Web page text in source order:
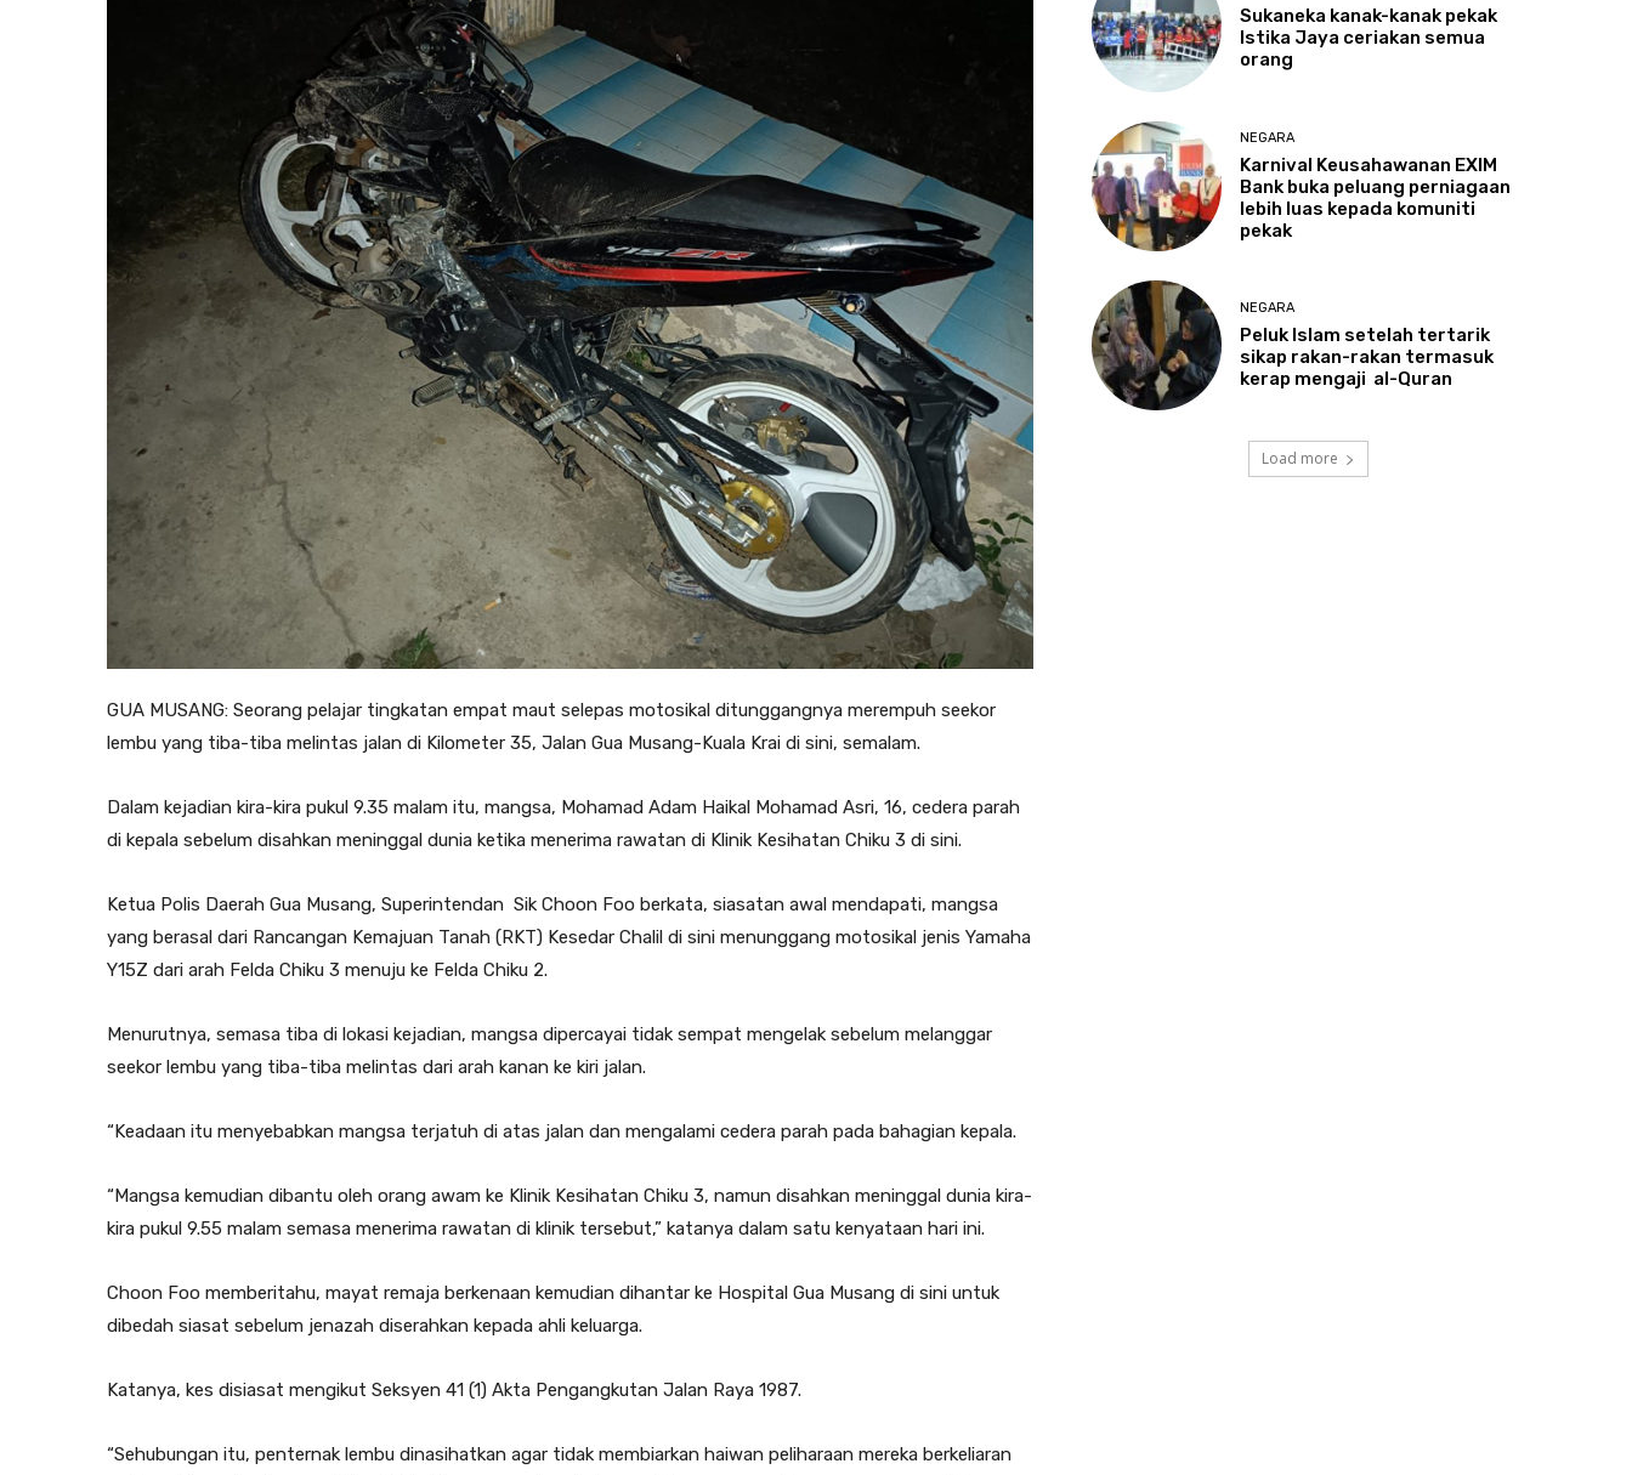
GUA MUSANG: Seorang pelajar tingkatan empat maut selepas motosikal ditunggangnya merempuh seekor
lembu yang tiba-tiba melintas jalan di Kilometer 35, Jalan Gua Musang-Kuala Krai di sini, semalam.
Dalam kejadian kira-kira pukul 9.35 malam itu, mangsa, Mohamad Adam Haikal Mohamad Asri, 16, cedera parah
di kepala sebelum disahkan meninggal dunia ketika menerima rawatan di Klinik Kesihatan Chiku 3 di sini.
Ketua Polis Daerah Gua Musang, Superintendan Sik Choon Foo berkata, siasatan awal mendapati, mangsa
yang berasal dari Rancangan Kemajuan Tanah (RKT) Kesedar Chalil di sini menunggang motosikal jenis Yamaha
Y15Z dari arah Felda Chiku 3 menuju ke Felda Chiku 2.
Menurutnya, semasa tiba di lokasi kejadian, mangsa dipercayai tidak sempat mengelak sebelum melanggar
seekor lembu yang tiba-tiba melintas dari arah kanan ke kiri jalan.
“Keadaan itu menyebabkan mangsa terjatuh di atas jalan dan mengalami cedera parah pada bahagian kepala.
“Mangsa kemudian dibantu oleh orang awam ke Klinik Kesihatan Chiku 3, namun disahkan meninggal dunia kira-
kira pukul 9.55 malam semasa menerima rawatan di klinik tersebut,” katanya dalam satu kenyataan hari ini.
Choon Foo memberitahu, mayat remaja berkenaan kemudian dihantar ke Hospital Gua Musang di sini untuk
dibedah siasat sebelum jenazah diserahkan kepada ahli keluarga.
Katanya, kes disiasat mengikut Seksyen 41 (1) Akta Pengangkutan Jalan Raya 1987.
“Sehubungan itu, penternak lembu dinasihatkan agar tidak membiarkan haiwan peliharaan mereka berkeliaran
Sukaneka kanak-kanak pekak
Istika Jaya ceriakan semua
orang
NEGARA
Karnival Keusahawanan EXIM
Bank buka peluang perniagaan
lebih luas kepada komuniti
pekak
NEGARA
PelukIslam setelah tertarik
sikap rakan-rakan termasuk
kerap mengaji al-Quran
Load more